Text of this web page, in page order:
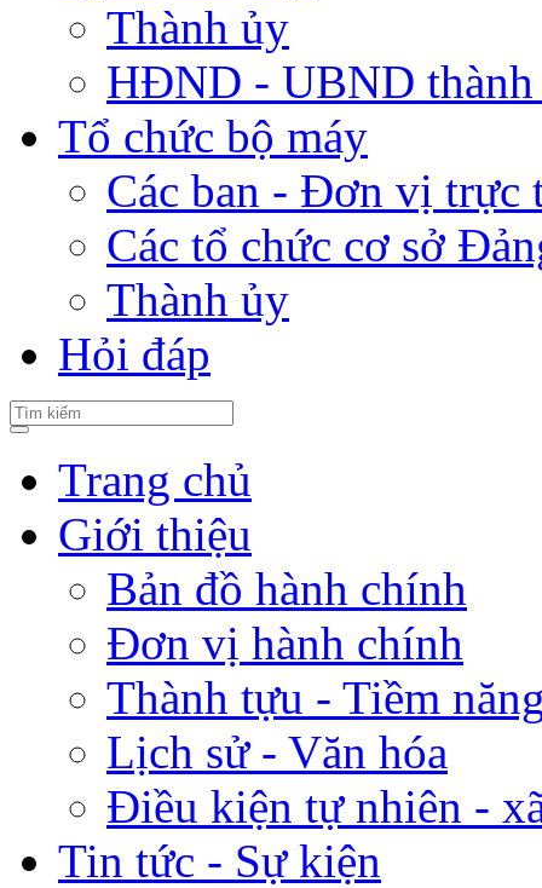
Thành ủy
HĐND - UBND thành
Tổ chức bộ máy
Các ban - Đơn vị trực
Các tổ chức cơ sở
Thành ủy
Hỏi đáp
Trang chủ
Giới thiệu
Bản đồ hành chính
Đơn vị hành chính
Thành tựu - Tiềm
Lịch sử - Văn hóa
Điều kiện tự nhiên -
Tin tức - Sự kiện